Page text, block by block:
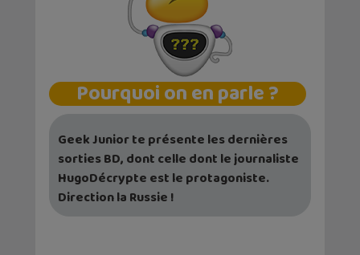
Pourquoi on en parle ?
Geek Junior te présente les dernières
sorties BD, dont celle dont le journaliste
HugoDécrypte est le protagoniste.
Direction la Russie !